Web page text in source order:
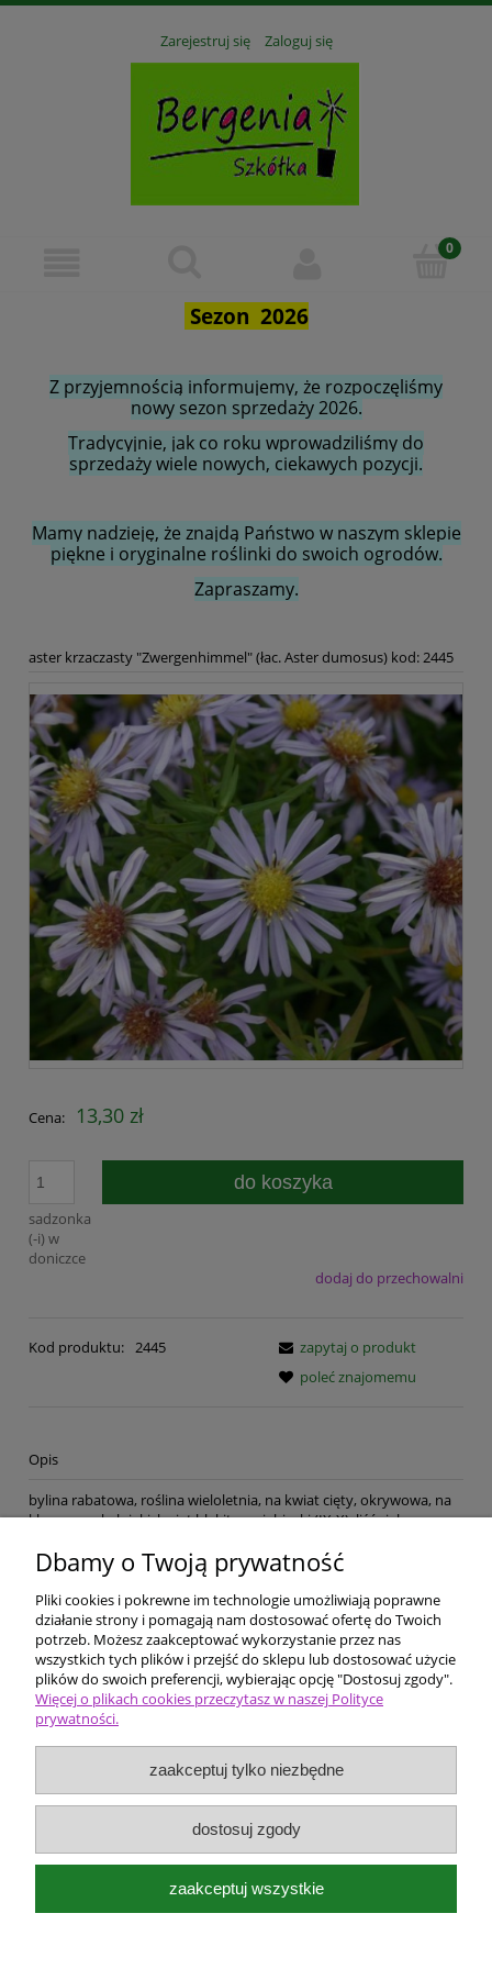
Zarejestruj się Zaloguj się
Sezon 2026
Z przyjemnością informujemy, że rozpoczęliśmy
nowy sezon sprzedaży 2026.
Tradycyjnie, jak co roku wprowadziliśmy do
sprzedaży wiele nowych, ciekawych pozycji.
Mamy nadzieję, że znajdą Państwo w naszym sklepie
piękne i oryginalne roślinki do swoich ogrodów.
Zapraszamy.
aster krzaczasty "Zwergenhimmel" (łac. Aster dumosus) kod: 2445
Cena: 13,30 zł
sadzonka
(-i) w
doniczce
do koszyka
dodaj do przechowalni
Kod produktu: 2445
zapytaj o produkt
poleć znajomemu
Opis
bylina rabatowa, roślina wieloletnia, na kwiat cięty, okrywowa, na
klasyczne skalniaki, kwiat błękitno-niebieski (IX-X), liść zielony, wys.
gleba przepuszczalna, żyzność przeciętna,
Pomoc
Dostawa i płatności
Ceny i rodzaje zakupów
O firmie
Kokotów 574
32-002 Węgrzce Wielkie k/Krakowa
Dbamy o Twoją prywatność
Pliki cookies i pokrewne im technologie umożliwiają poprawne
działanie strony i pomagają nam dostosować ofertę do Twoich
potrzeb. Możesz zaakceptować wykorzystanie przez nas
wszystkich tych plików i przejść do sklepu lub dostosować użycie
plików do swoich preferencji, wybierając opcję "Dostosuj zgody".
Więcej o plikach cookies przeczytasz w naszej Polityce
prywatności.
zaakceptuj tylko niezbędne
dostosuj zgody
zaakceptuj wszystkie